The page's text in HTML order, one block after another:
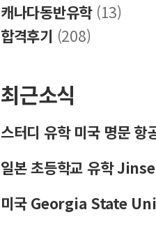
캐나다동반유학(13)
합격후기 (208)
최근소식
스터디 유학 미국 명문 항
일본 초등학교 유학
미국 Georgia State